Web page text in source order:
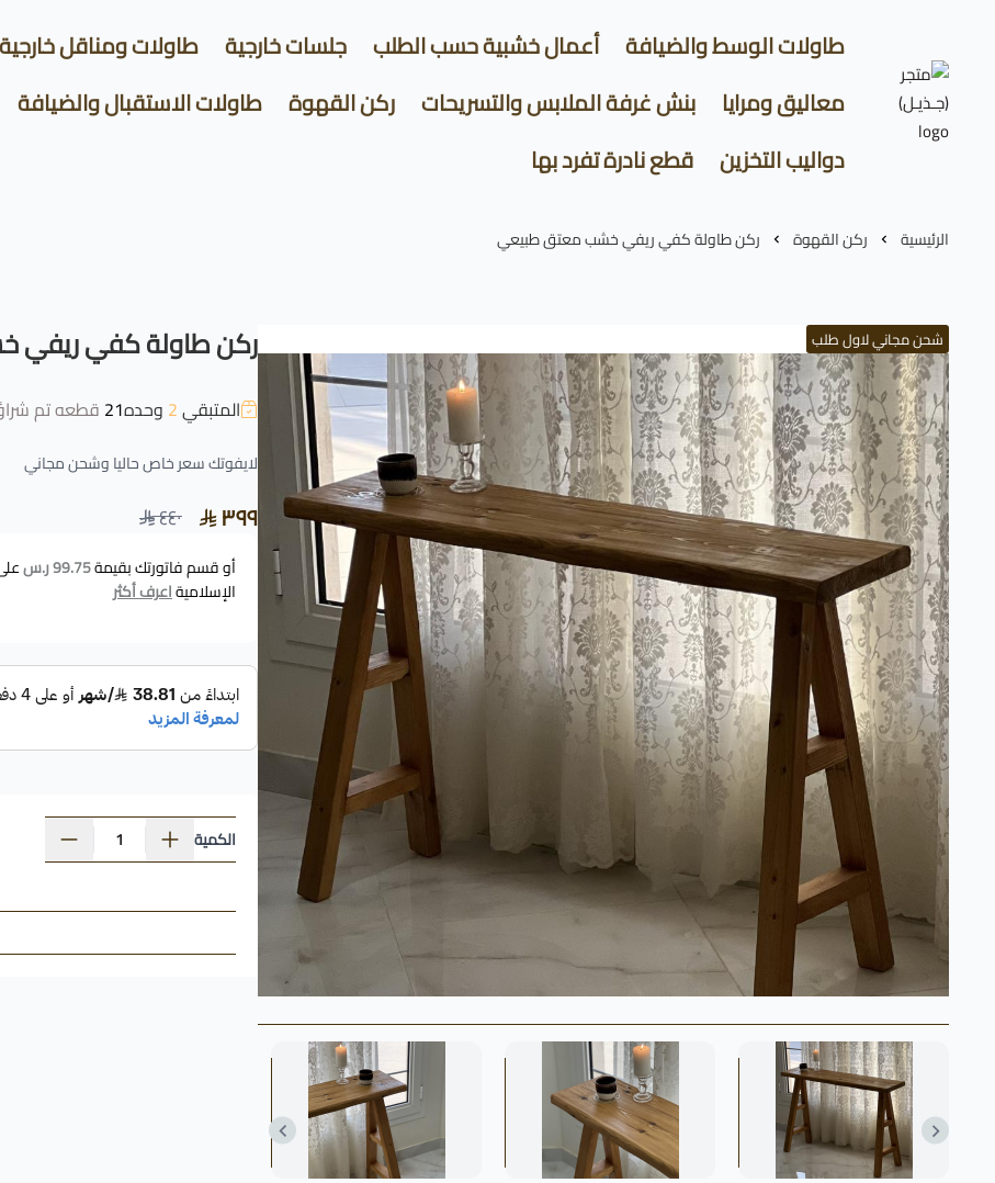
متجر (جـذيـل)
طاولات الوسط والضيافة أعمال خشبية حسب الطلب جلسات خارجية طاولات ومناقل خارجية
معاليق ومرايا
بنش غرفة الملابس والتسريحات ركن القهوة طاولات الاستقبال والضيافة
دواليب التخزين
قطع نادرة تفرد بها
الرئيسية ركن القهوة ركن طاولة كفي ريفي خشب معتق طبيعي
شحن مجاني لاول طلب ركن طاولة كفي
المتبقي2 وحده21 قطعه تم
لايفوتك سعر خاص حاليا وشحن مجاني
٣٩٩ ٤٤٠
أو قسم فاتورتك بقيمة99.75 ر.س
الإسلاميةاعرف أكثر
الكمية